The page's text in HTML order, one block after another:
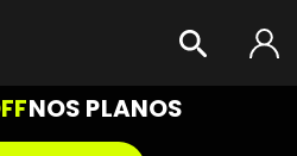
NOS PLANOS